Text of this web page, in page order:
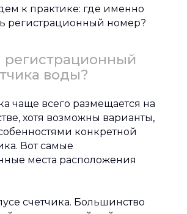
к практике: где именно
регистрационный номер?
регистрационный
воды?
чаще всего размещается на
хотя возможны варианты,
конкретной
Вот самые
места расположения
счетчика. Большинство